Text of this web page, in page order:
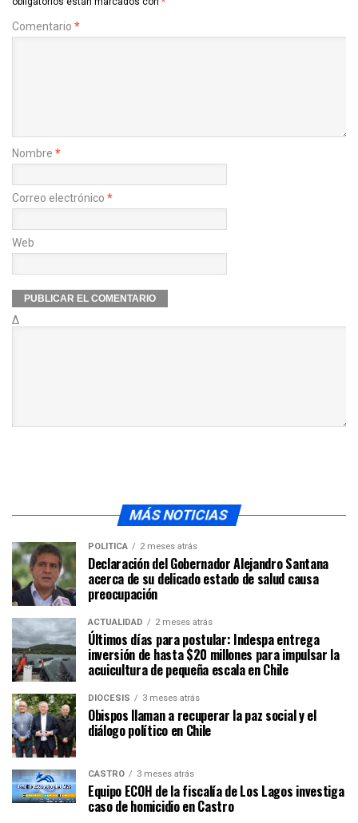
Comentario *
Nombre *
Correo electrónico *
Web
Δ
MÁS NOTICIAS
POLÍTICA 2 meses atrás
Declaración del Gobernador Alejandro Santana
acerca de su delicado estado de salud causa
preocupación
ACTUALIDAD 2 meses atrás
Últimos días para postular: Indespa entrega
inversión de hasta $20 millones para impulsar la
acuicultura de pequeña escala en Chile
DIÓCESIS 3 meses atrás
Obispos llaman a recuperar la paz social y el
diálogo político en Chile
CASTRO 3 meses atrás
Equipo ECOH de la fiscalía de Los Lagos investiga
caso de homicidio en Castro